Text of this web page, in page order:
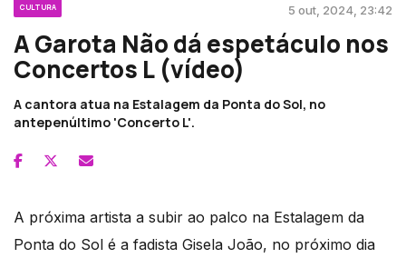
CULTURA 5 out, 2024, 23:42
A Garota Não dá espetáculo nos
Concertos L (vídeo)
A cantora atua na Estalagem da Ponta do Sol, no
antepenúltimo 'Concerto L'.
A próxima artista a subir ao palco na Estalagem da
Ponta do Sol é a fadista Gisela João, no próximo dia